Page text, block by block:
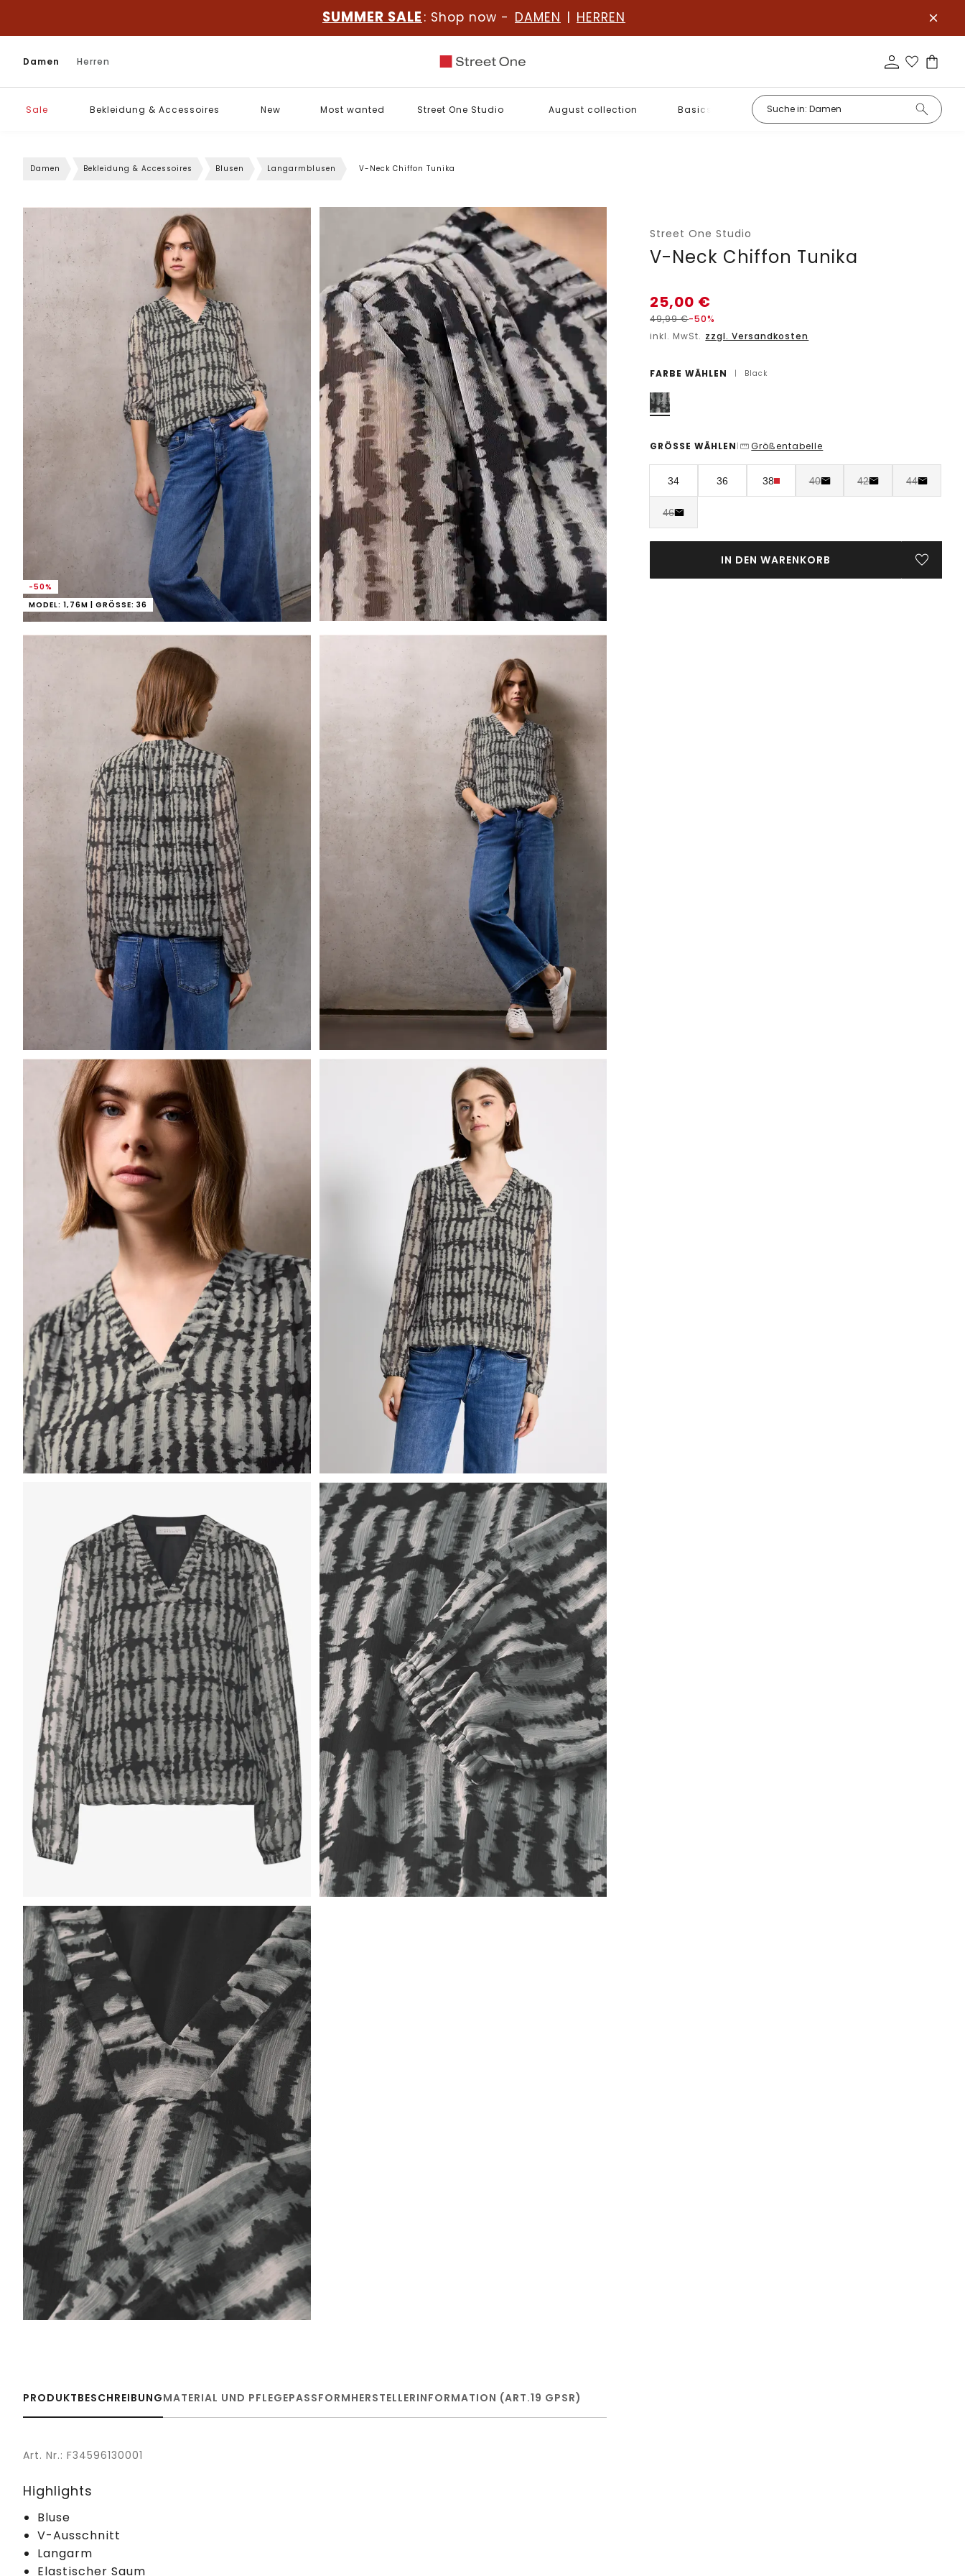
SUMMER SALE : Shop now - DAMEN | HERREN
Damen Herren
Sale Bekleidung & Accessoires New Most wanted Street One Studio August collection Basics
Damen Bekleidung & Accessoires Blusen Langarmblusen V-Neck Chiffon Tunika
-50%
MODEL: 1,76M | GRÖSSE: 36
Street One Studio
V-Neck Chiffon Tunika
25,00 €
49,99€-50%
inkl. MwSt. zzgl. Versandkosten
FARBE WÄHLEN | Black
GRÖSSE WÄHLEN | Größentabelle
34 36 38 40 42 44
46
IN DEN WARENKORB
PRODUKTBESCHREIBUNGMATERIAL UND PFLEGEPASSFORMHERSTELLERINFORMATION (ART.19 GPSR)
Art. Nr.: F34596130001
Highlights
Bluse
V-Ausschnitt
Langarm
Elastischer Saum